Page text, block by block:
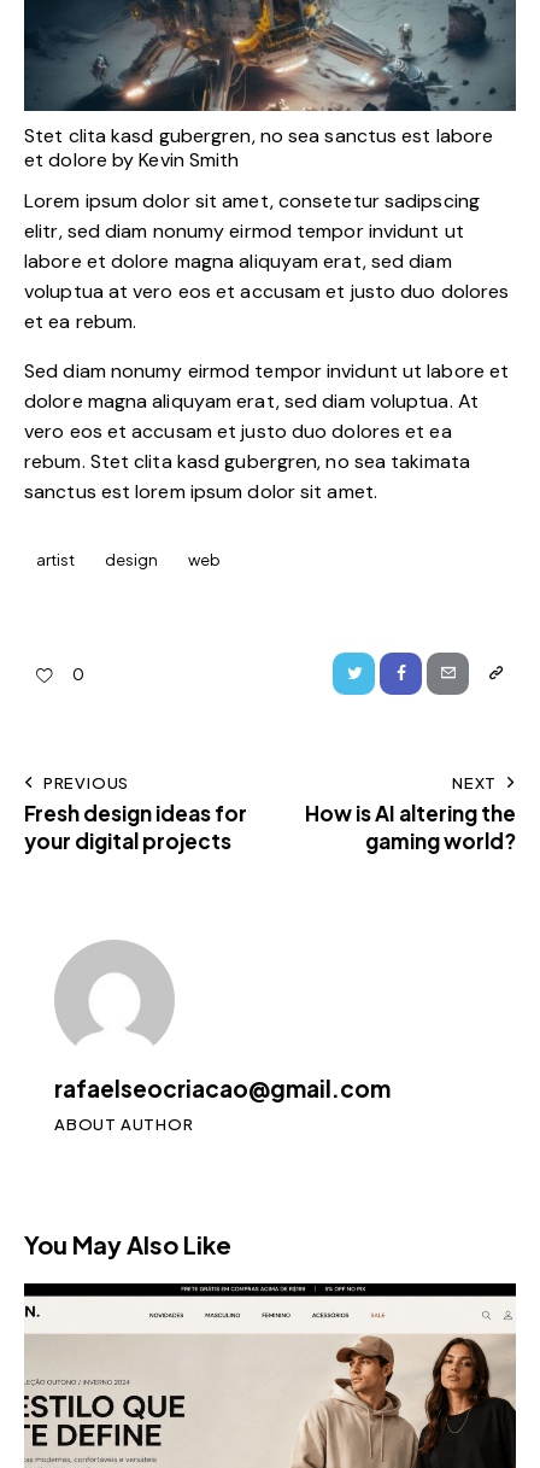
Stet clita kasd gubergren, no sea sanctus est labore
et dolore byKevin Smith
Lorem ipsum dolor sit amet, consetetur sadipscing
elitr, sed diam nonumy eirmod tempor invidunt ut
labore et dolore magna aliquyam erat, sed diam
voluptua at vero eos et accusam et justo duo dolores
et ea rebum.
Sed diam nonumy eirmod tempor invidunt ut labore et
dolore magna aliquyam erat, sed diam voluptua. At
vero eos et accusam et justo duo dolores et ea
rebum. Stet clita kasd gubergren, no sea takimata
sanctus est lorem ipsum dolor sit amet.
artist design web
0
PREVIOUS
Fresh design ideas for
your digital projects
NEXT
How is AI altering the
gaming world?
rafaelseocriacao@gmail.com
ABOUT AUTHOR
You May Also Like